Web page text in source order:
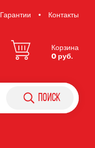
Гарантии Контакты
Корзина
0 руб.
поиск